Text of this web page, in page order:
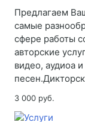
Предлагаем
самые
сфере работы
авторские
видео, аудиоа
3 000 руб.